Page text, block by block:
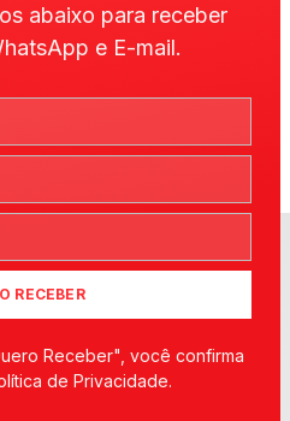
abaixo para receber
e E-mail.
RECEBER
Receber", você confirma
de Privacidade.